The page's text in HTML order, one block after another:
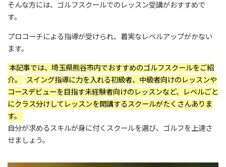
そんな方には、ゴルフスクールでのレッスン受講がおすすめで
す。
プロコーチによる指導が受けられ、着実なレベルアップがかない
ます。
本記事では、埼玉県熊谷市内でおすすめのゴルフスクールをご紹
介。
スイング指導に力を入れる初級者、中級者向けのレッスンや
コースデビューを目指す未経験者向けのレッスンなど、レベルごと
にクラス分けしてレッスンを開講するスクールがたくさんありま
す。
自分が求めるスキルが身に付くスクールを選び、ゴルフを上達さ
せましょう。